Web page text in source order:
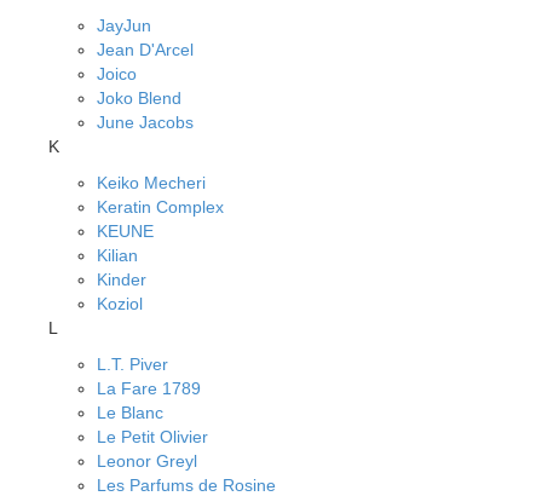
JayJun
Jean D'Arcel
Joico
Joko Blend
June Jacobs
K
Keiko Mecheri
Keratin Complex
KEUNE
Kilian
Kinder
Koziol
L
L.T. Piver
La Fare 1789
Le Blanc
Le Petit Olivier
Leonor Greyl
Les Parfums de Rosine